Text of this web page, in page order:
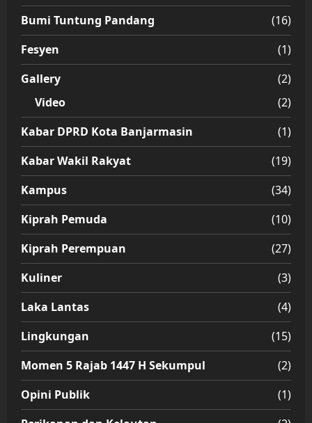
Bumi Tuntung Pandang
(16)
Fesyen
(1)
Gallery
(2)
Video
(2)
Kabar DPRD Kota Banjarmasin
(1)
Kabar Wakil Rakyat
(19)
Kampus
(34)
Kiprah Pemuda
(10)
Kiprah Perempuan
(27)
Kuliner
(3)
Laka Lantas
(4)
Lingkungan
(15)
Momen 5 Rajab 1447 H Sekumpul
(2)
Opini Publik
(1)